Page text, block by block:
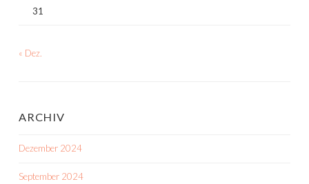
31
« Dez.
ARCHIV
Dezember 2024
September 2024